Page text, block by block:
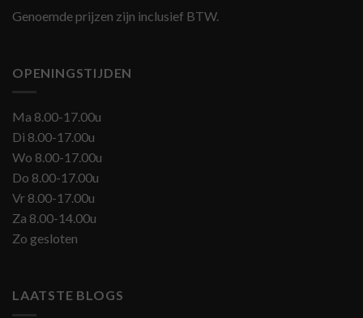
Genoemde prijzen zijn inclusief BTW.
OPENINGSTIJDEN
Ma 8.00-17.00u
Di 8.00-17.00u
Wo 8.00-17.00u
Do 8.00-17.00u
Vr 8.00-17.00u
Za 8.00-14.00u
Zo gesloten
LAATSTE BLOGS